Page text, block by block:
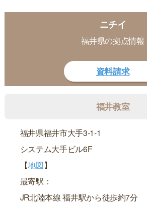
ニチイ
福井県の拠点情報
資料請求
福井教室
福井県福井市大手3-1-1
システム大手ビル6F
【地図】
最寄駅：
JR北陸本線 福井駅から徒歩約7分